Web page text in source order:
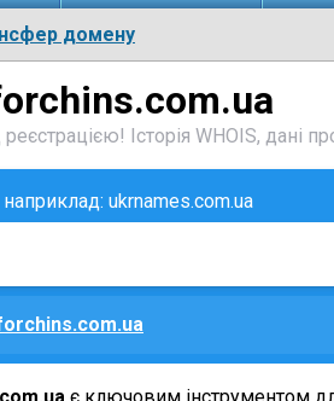
домену
Історія WHOIS, дані
ukrnames.com.ua